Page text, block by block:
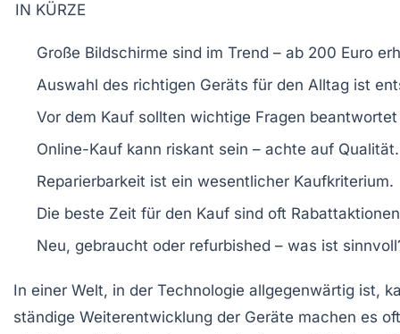
IN KÜRZE
Große Bildschirme sind im Trend – ab 200 Euro
Auswahl des richtigen Geräts für den Alltag ist
Vor dem Kauf sollten wichtige Fragen
Online-Kauf kann riskant sein – achte auf Qualität.
Reparierbarkeit ist ein wesentlicher Kaufkriterium.
Die beste Zeit für den Kauf sind oft Rabattaktionen
Neu, gebraucht oder refurbished – was ist
In einer Welt, in der Technologie allgegenwärtig ist,
ständige Weiterentwicklung der Geräte machen es